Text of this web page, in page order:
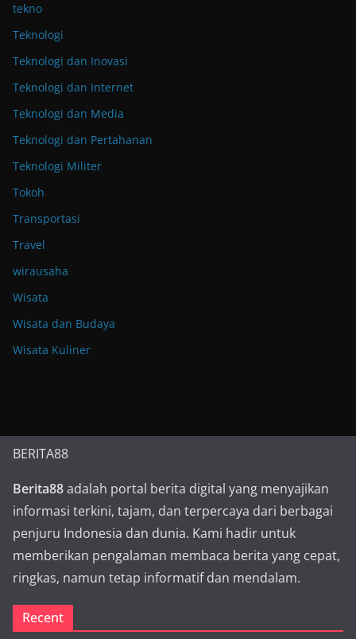
tekno
Teknologi
Teknologi dan Inovasi
Teknologi dan Internet
Teknologi dan Media
Teknologi dan Pertahanan
Teknologi Militer
Tokoh
Transportasi
Travel
wirausaha
Wisata
Wisata dan Budaya
Wisata Kuliner
BERITA88
Berita88adalah portal berita digital yang menyajikan
informasi terkini, tajam, dan terpercaya dari berbagai
penjuru Indonesia dan dunia. Kami hadir untuk
memberikan pengalaman membaca berita yang cepat,
ringkas, namun tetap informatif dan mendalam.
Recent